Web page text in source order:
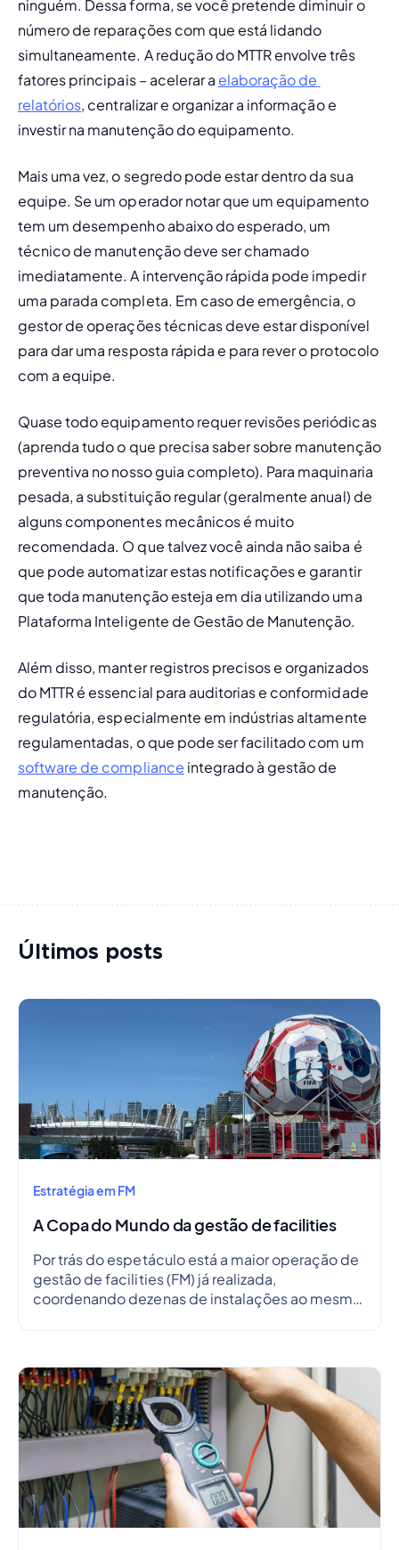
ninguém. Dessa forma, se você pretende diminuir o
número de reparações com que está lidando
simultaneamente. A redução do MTTR envolve três
fatores principais – acelerar a elaboração de
relatórios, centralizar e organizar a informação e
investir na manutenção do equipamento.
Mais uma vez, o segredo pode estar dentro da sua
equipe. Se um operador notar que um equipamento
tem um desempenho abaixo do esperado, um
técnico de manutenção deve ser chamado
imediatamente. A intervenção rápida pode impedir
uma parada completa. Em caso de emergência, o
gestor de operações técnicas deve estar disponível
para dar uma resposta rápida e para rever o protocolo
com a equipe.
Quase todo equipamento requer revisões periódicas
(aprenda tudo o que precisa saber sobre manutenção
preventiva no nosso guia completo). Para maquinaria
pesada, a substituição regular (geralmente anual) de
alguns componentes mecânicos é muito
recomendada. O que talvez você ainda não saiba é
que pode automatizar estas notificações e garantir
que toda manutenção esteja em dia utilizando
Plataforma Inteligente de Gestão de Manutenção.
Além disso, manter registros precisos e organizados
do MTTR é essencial para auditorias e conformidade
regulatória, especialmente em indústrias altamente
software de compliance integrado à gestão de
manutenção.
Últimos posts
Estratégia em FM
A Copa do Mundo da gestão de facilities
Por trás do espetáculo está a maior operação de
gestão de facilities (FM) já realizada,
coordenando dezenas de instalações ao mesmo